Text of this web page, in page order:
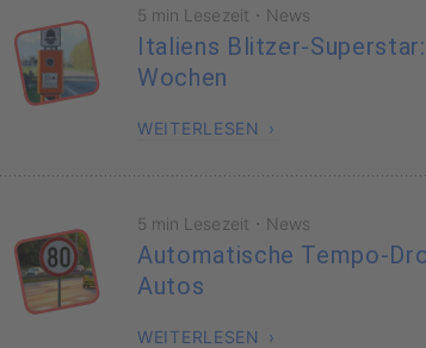
5 min Lesezeit · News
Italiens Blitzer-
Wochen
WEITERLESEN
5 min Lesezeit · News
Automatische Tempo-
Autos
WEITERLESEN